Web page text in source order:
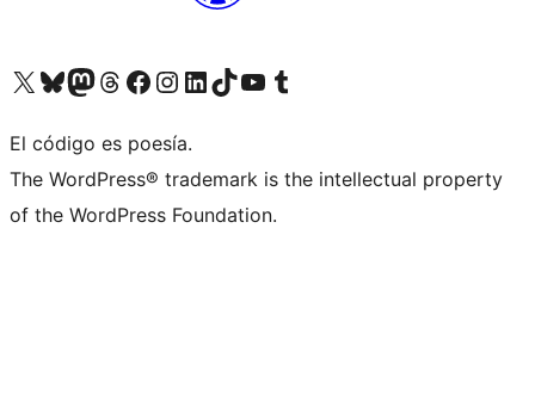
Visita nuestra cuenta de X (anteriormente Twitter)
Visita nuestra cuenta de Bluesky
Visita nuestra cuenta de Mastodon
Visita nuestra cuenta de Threads
Visita nuestra página de Facebook
Visita nuestra cuenta de Instagram
Visita nuestra cuenta de LinkedIn
Visita nuestra cuenta de TikTok
Visita nuestro canal de YouTube
Visita nuestra cuenta de Tumblr
El código es poesía.
The WordPress® trademark is the intellectual property
of the WordPress Foundation.